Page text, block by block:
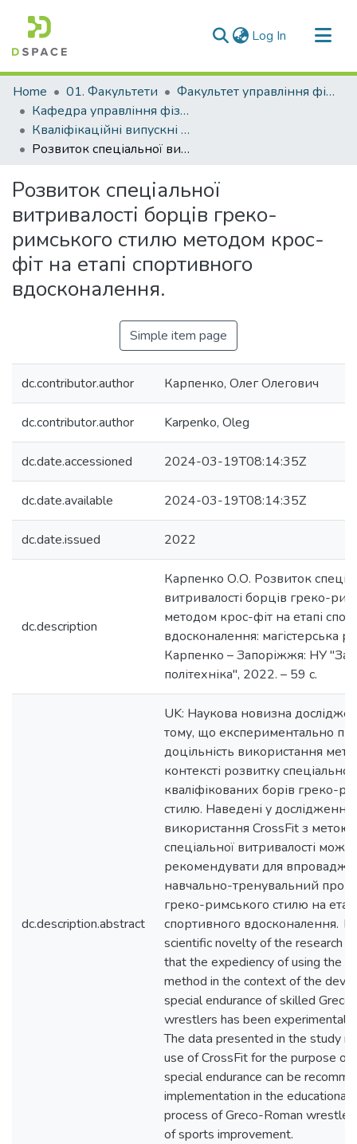
Log In (current)
Communities & Collections
All of DSpace
Statistics
Home 01. Факультети
Факультет управління фізичною культурою та спортом
Кафедра управління фізичною культурою та спортом (Кафедра УФК та С)
Кваліфікаційні випускні роботи здобувачів вищої освіти кафедри УФК та С
Розвиток спеціальної витривалості борців греко-римського стилю методом крос-фіт на етапі спортивного вдосконалення.
Розвиток спеціальної
витривалості борців греко-
римського стилю методом крос-
фіт на етапі спортивного
вдосконалення.
Simple item page
dc.contributor.author Карпенко, Олег Олегович
dc.contributor.author Karpenko, Oleg
dc.date.accessioned 2024-03-19T08:14:35Z
dc.date.available 2024-03-19T08:14:35Z
dc.date.issued 2022
dc.description
Карпенко О.О. Розвиток
витривалості борців греко-
методом крос-фіт на етапі
вдосконалення: магістерська
Карпенко – Запоріжжя: НУ
політехніка", 2022. – 59 с.
dc.description.abstract
UK: Наукова новизна
тому, що експериментально
доцільність використання
контексті розвитку
кваліфікованих борів греко-
стилю. Наведені у дослідженні
використання CrossFit з метою
спеціальної витривалості
рекомендувати для
навчально-тренувальний
греко-римського стилю на
спортивного вдосконалення.
scientific novelty of the research
that the expediency of using the
method in the context of the
special endurance of skilled
wrestlers has been
The data presented in the study
use of CrossFit for the purpose of
special endurance can be
implementation in the educational
process of Greco-Roman
of sports improvement.